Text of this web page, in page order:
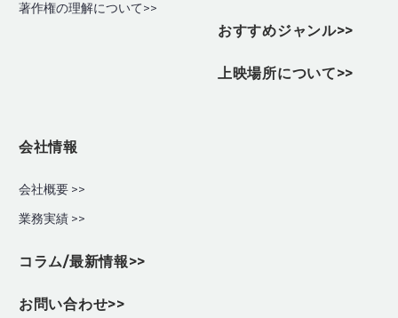
著作権の理解について>>
おすすめジャンル>>
上映場所について>>
会社情報
会社概要 >>
業務実績 >>
コラム/最新情報>>
お問い合わせ>>